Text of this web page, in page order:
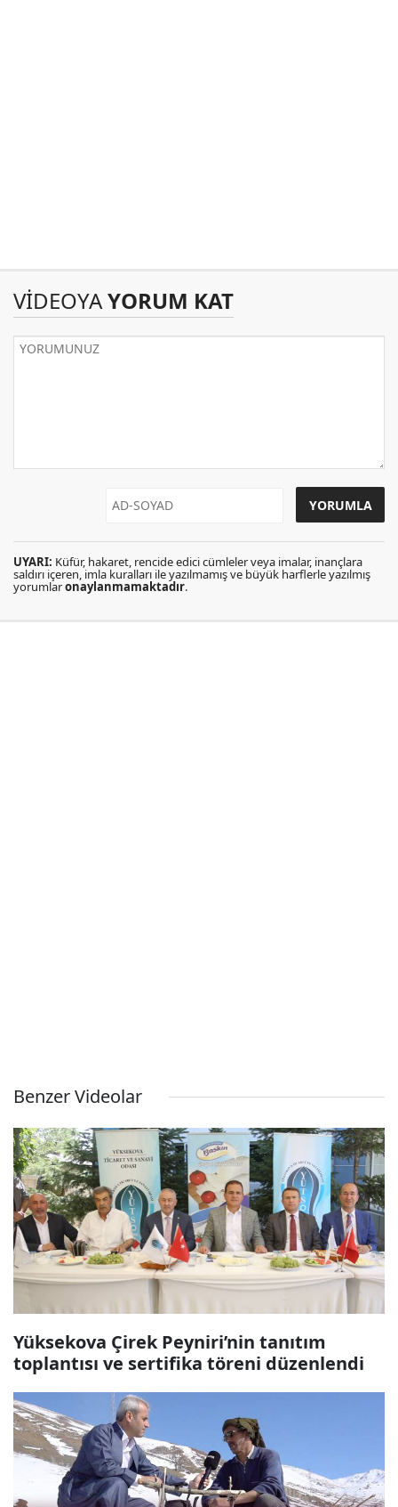
VİDEOYAYORUM KAT
UYARI: Küfür, hakaret, rencide edici cümleler veya imalar, inançlara
saldırı içeren, imla kuralları ile yazılmamış ve büyük harflerle yazılmış
yorumlaronaylanmamaktadır.
Benzer Videolar
Yüksekova Çirek Peyniri’nin tanıtım
toplantısı ve sertifika töreni düzenlendi